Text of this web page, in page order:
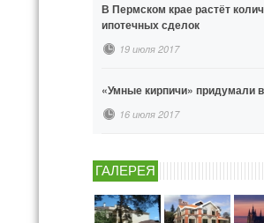
В Пермском крае растёт
ипотечных сделок
19 июля 2017
«Умные кирпичи» придумали
16 июля 2017
ГАЛЕРЕЯ